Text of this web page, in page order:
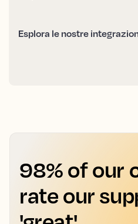
Esplora le nostre
98% of our
rate our